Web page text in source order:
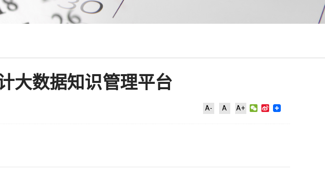
大数据知识管理平台
A- A A+ WeChat
Sina